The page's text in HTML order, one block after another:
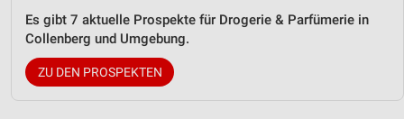
Es gibt 7 aktuelle Prospekte für Drogerie & Parfümerie in
Collenberg und Umgebung.
ZU DEN PROSPEKTEN